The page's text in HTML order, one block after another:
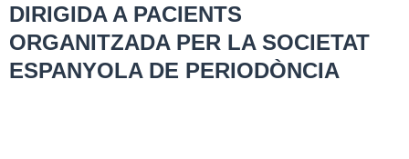
DIRIGIDA A PACIENTS
ORGANITZADA PER LA SOCIETAT
ESPANYOLA DE PERIODÒNCIA